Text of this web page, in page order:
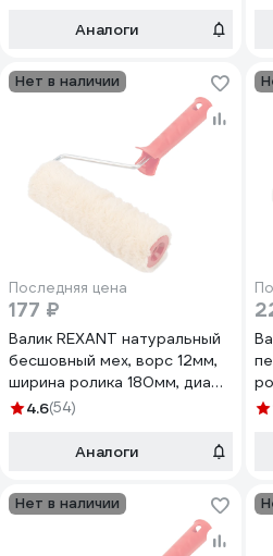
Аналоги
Нет в наличии
Последняя цена
177 ₽
Валик REXANT натуральный
бесшовный мех, ворс 12мм,
ширина ролика 180мм, диам.
42мм, бюгель 6мм 89-0035
4.6(54)
Аналоги
Нет в наличии